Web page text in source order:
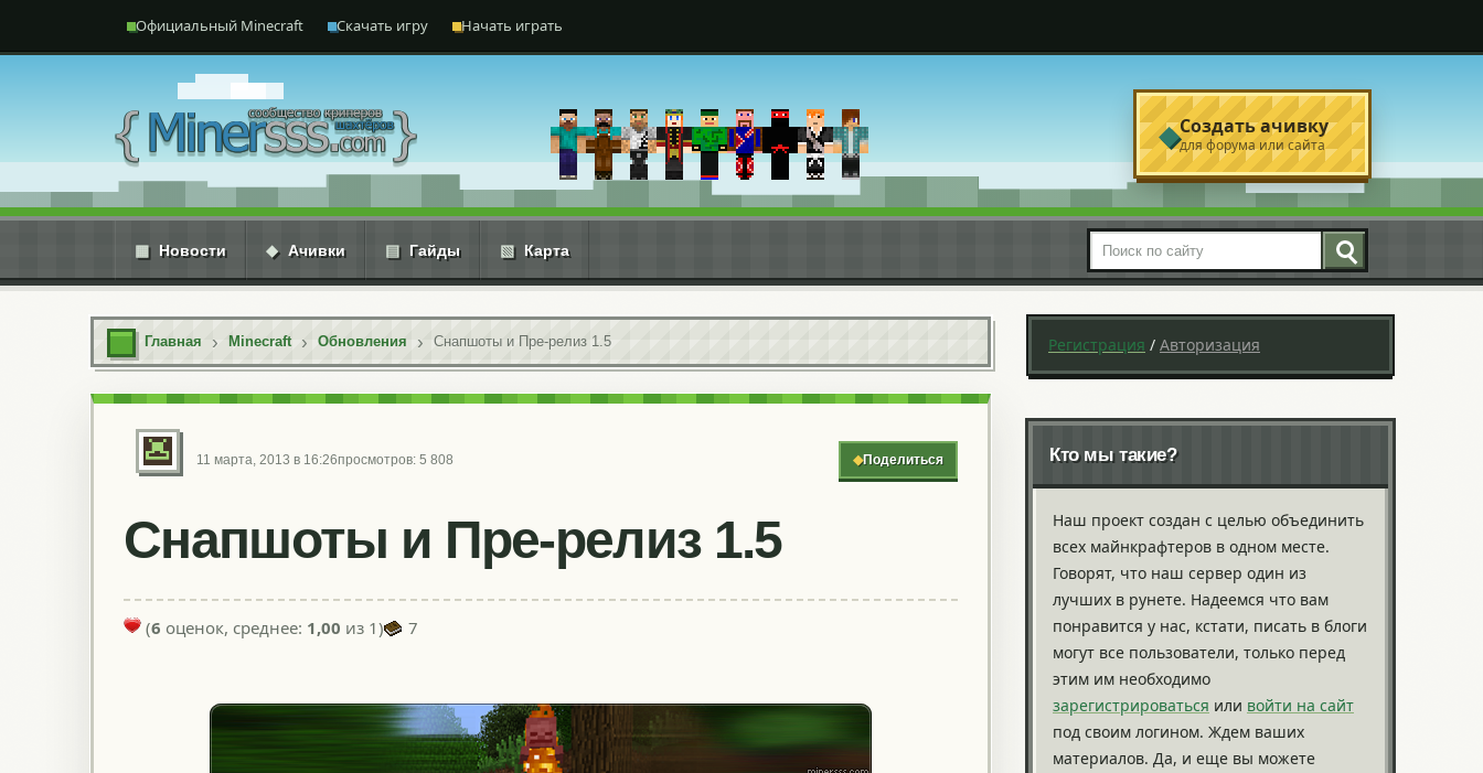
Официальный Minecraft Скачать игру Начать играть
◆Создать ачивку
для форума или сайта
▦ Новости ◆ Ачивки ▤ Гайды ▧ Карта Поиск по сайту
Главная Minecraft Обновления Снапшоты и Пре-релиз 1.5
11 марта, 2013 в 16:26просмотров: 5 808 ◆Поделиться
Снапшоты и Пре-релиз 1.5
(6 оценок, среднее: 1,00 из 1) 7
Регистрация / Авторизация
Кто мы такие?
Наш проект создан с целью объединить
всех майнкрафтеров в одном месте.
Говорят, что наш сервер один из
лучших в рунете. Надеемся что вам
понравится у нас, кстати, писать в блоги
могут все пользователи, только перед
этим им необходимо
зарегистрироваться или войти на сайт
под своим логином. Ждем ваших
материалов. Да, и еще вы можете